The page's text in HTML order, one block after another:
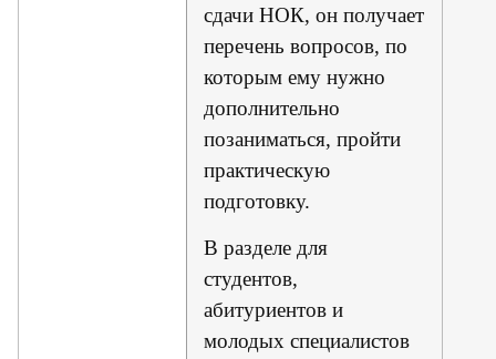
сдачи НОК, он получает
перечень вопросов, по
которым ему нужно
дополнительно
позаниматься, пройти
практическую
подготовку.
В разделе для
студентов,
абитуриентов и
молодых специалистов